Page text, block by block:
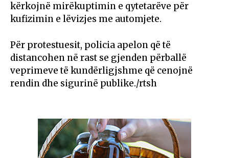
kërkojnë mirëkuptimin e qytetarëve për
kufizimin e lëvizjes me automjete.
Për protestuesit, policia apelon që të
distancohen në rast se gjenden përballë
veprimeve të kundërligjshme që cenojnë
rendin dhe sigurinë publike./rtsh